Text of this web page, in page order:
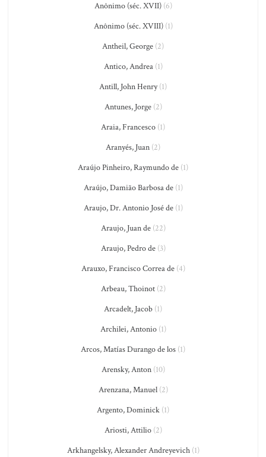
Anônimo (séc. XVII)(6)
Anônimo (séc. XVIII)(1)
Antheil, George (2)
Antico, Andrea(1)
Antill, John Henry(1)
Antunes, Jorge(2)
Araia, Francesco (1)
Aranyés, Juan (2)
Araújo Pinheiro, Raymundo de (1)
Araújo, Damião Barbosa de(1)
Araujo, Dr. Antonio José de(1)
Araujo, Juan de(22)
Araujo, Pedro de(3)
Arauxo, Francisco Correa de(4)
Arbeau, Thoinot(2)
Arcadelt, Jacob (1)
Archilei, Antonio(1)
Arcos, Matías Durango de los (1)
Arensky, Anton(10)
Arenzana, Manuel(2)
Argento, Dominick (1)
Ariosti, Attilio(2)
Arkhangelsky, Alexander Andreyevich(1)